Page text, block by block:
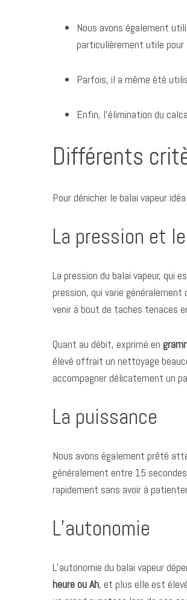
Nous avons également
particulièrement utile pour
Parfois, il a même été
Enfin, l’élimination du
Différents
Pour dénicher le balai vapeur
La pression et
La pression du balai vapeur, qui
pression, qui varie généralement
venir à bout de taches tenaces
Quant au débit, exprimé en
élevé offrait un nettoyage
accompagner délicatement un
La puissance
Nous avons également prêté
généralement entre 15
rapidement sans avoir à
L’autonomie
L’autonomie du balai vapeur
heure ou Ah, et plus elle est
a
r
o
r